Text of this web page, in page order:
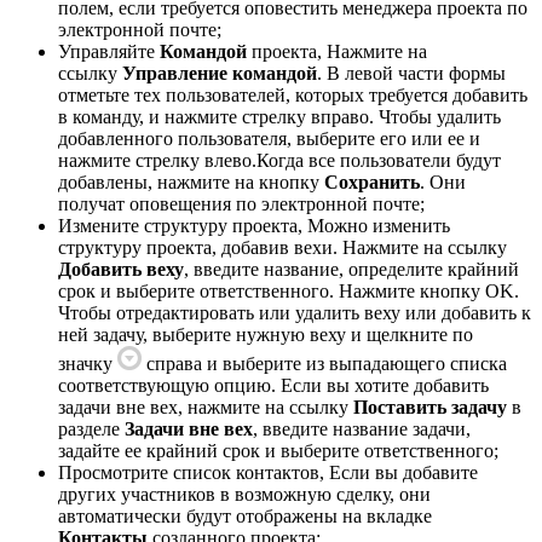
полем, если требуется оповестить менеджера проекта по
электронной почте;
Управляйте Командой проекта, Нажмите на
ссылку Управление командой. В левой части формы
отметьте тех пользователей, которых требуется добавить
в команду, и нажмите стрелку вправо. Чтобы удалить
добавленного пользователя, выберите его или ее и
нажмите стрелку влево.Когда все пользователи будут
добавлены, нажмите на кнопку Сохранить. Они
получат оповещения по электронной почте;
Измените структуру проекта, Можно изменить
структуру проекта, добавив вехи. Нажмите на ссылку
Добавить веху, введите название, определите крайний
срок и выберите ответственного. Нажмите кнопку OK.
Чтобы отредактировать или удалить веху или добавить к
ней задачу, выберите нужную веху и щелкните по
значку
справа и выберите из выпадающего списка
соответствующую опцию. Если вы хотите добавить
задачи вне вех, нажмите на ссылку Поставить задачу в
разделе Задачи вне вех, введите название задачи,
задайте ее крайний срок и выберите ответственного;
Просмотрите список контактов, Если вы добавите
других участников в возможную сделку, они
автоматически будут отображены на вкладке
Контакты созданного проекта;